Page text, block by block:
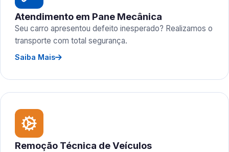
Atendimento em Pane Mecânica
Seu carro apresentou defeito inesperado? Realizamos o
transporte com total segurança.
Saiba Mais
Remoção Técnica de Veículos